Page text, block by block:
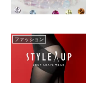
ファッション